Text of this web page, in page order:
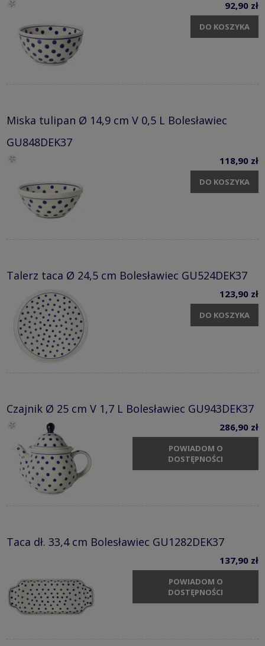
92,90 zł
DO KOSZYKA
Miska tulipan Ø 14,9 cm V 0,5 L Bolesławiec
GU848DEK37
118,90 zł
DO KOSZYKA
Talerz taca Ø 24,5 cm Bolesławiec GU524DEK37
123,90 zł
DO KOSZYKA
Czajnik Ø 25 cm V 1,7 L Bolesławiec GU943DEK37
286,90 zł
POWIADOM O
DOSTĘPNOŚCI
Taca dł. 33,4 cm Bolesławiec GU1282DEK37
137,90 zł
POWIADOM O
DOSTĘPNOŚCI